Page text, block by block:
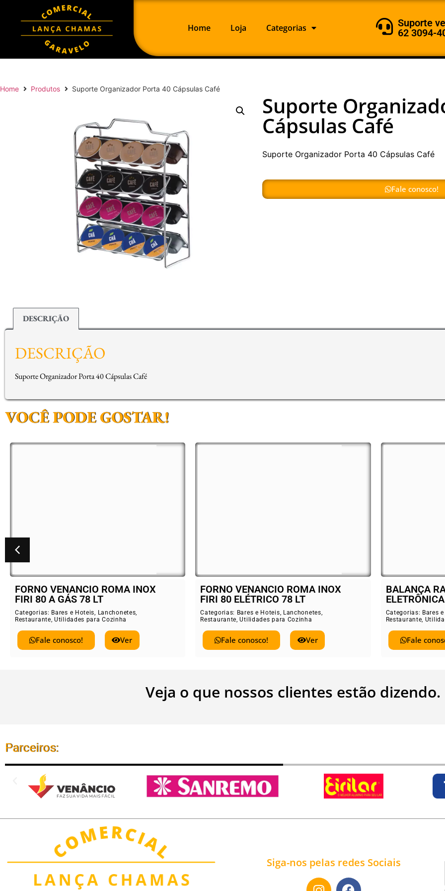
Home Loja Categorias
Suporte
62 3094-
Home Produtos Suporte Organizador Porta 40 Cápsulas Café
Suporte
Cápsulas Café
Suporte Organizador Porta 40 Cápsulas Café
Fale conosco!
DESCRIÇÃO
DESCRIÇÃO
Suporte Organizador Porta 40 Cápsulas Café
VOCÊ PODE GOSTAR!
FORNO VENANCIO ROMA INOX
FIRI 80 ELÉTRICO 78 LT
Categorias: Bares e Hoteis,Lanchonetes
Restaurante,Utilidades para Cozinha
Fale conosco!
BALANÇA RAMUZA 30 KG
ELETRÔNICA COM BATERIA
Categorias: Bares e Hoteis ,Lanchonetes
Restaurante,Utilidades para Cozinha
Fale conosco!
Cooktop
Categorias:
Restaurante ,
Fale
Veja o que nossos clientes estão dizendo.
Parceiros:
Siga-nos pelas redes Sociais